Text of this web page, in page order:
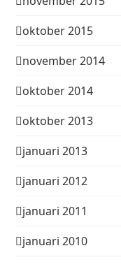
oktober 2015
november 2014
oktober 2014
oktober 2013
januari 2013
januari 2012
januari 2011
januari 2010